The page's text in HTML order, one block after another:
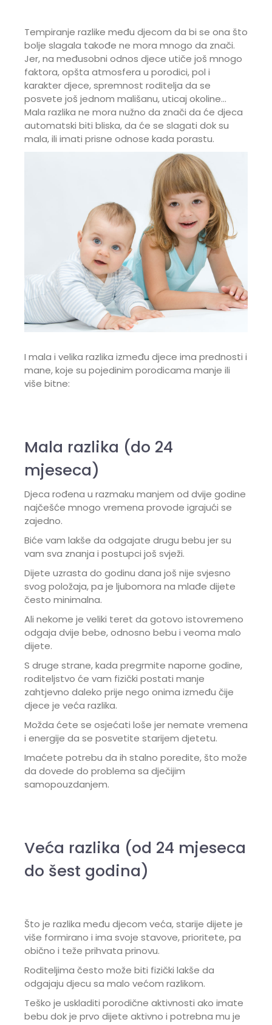
Tempiranje razlike među djecom da bi se ona što
bolje slagala takođe ne mora mnogo da znači.
Jer, na međusobni odnos djece utiče još mnogo
faktora, opšta atmosfera u porodici, pol i
karakter djece, spremnost roditelja da se
posvete još jednom mališanu, uticaj okoline...
Mala razlika ne mora nužno da znači da će djeca
automatski biti bliska, da će se slagati dok su
mala, ili imati prisne odnose kada porastu.
I mala i velika razlika između djece ima prednosti i
mane, koje su pojedinim porodicama manje ili
više bitne:
Mala razlika (do 24
mjeseca)
Djeca rođena u razmaku manjem od dvije godine
najčešće mnogo vremena provode igrajući se
zajedno.
Biće vam lakše da odgajate drugu bebu jer su
vam sva znanja i postupci još svježi.
Dijete uzrasta do godinu dana još nije svjesno
svog položaja, pa je ljubomora na mlađe dijete
često minimalna.
Ali nekome je veliki teret da gotovo istovremeno
odgaja dvije bebe, odnosno bebu i veoma malo
dijete.
S druge strane, kada pregrmite naporne godine,
roditeljstvo će vam fizički postati manje
zahtjevno daleko prije nego onima između čije
djece je veća razlika.
Možda ćete se osjećati loše jer nemate vremena
i energije da se posvetite starijem djetetu.
Imaćete potrebu da ih stalno poredite, što može
da dovede do problema sa dječijim
samopouzdanjem.
Veća razlika (od 24 mjeseca
do šest godina)
Što je razlika među djecom veća, starije dijete je
više formirano i ima svoje stavove, prioritete, pa
obično i teže prihvata prinovu.
Roditeljima često može biti fizički lakše da
odgajaju djecu sa malo većom razlikom.
Teško je uskladiti porodične aktivnosti ako imate
bebu dok je prvo dijete aktivno i potrebna mu je